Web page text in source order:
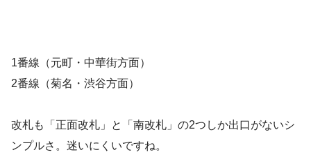
1番線（元町・中華街方面）
2番線（菊名・渋谷方面）
改札も「正面改札」と「南改札」の2つしか出口がないシ
ンプルさ。迷いにくいですね。